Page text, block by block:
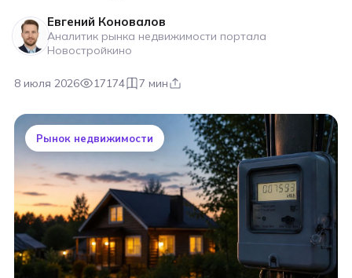
Евгений Коновалов
Аналитик рынка недвижимости портала
Новостройкино
8 июля 2026 17174 7 мин
Рынок недвижимости